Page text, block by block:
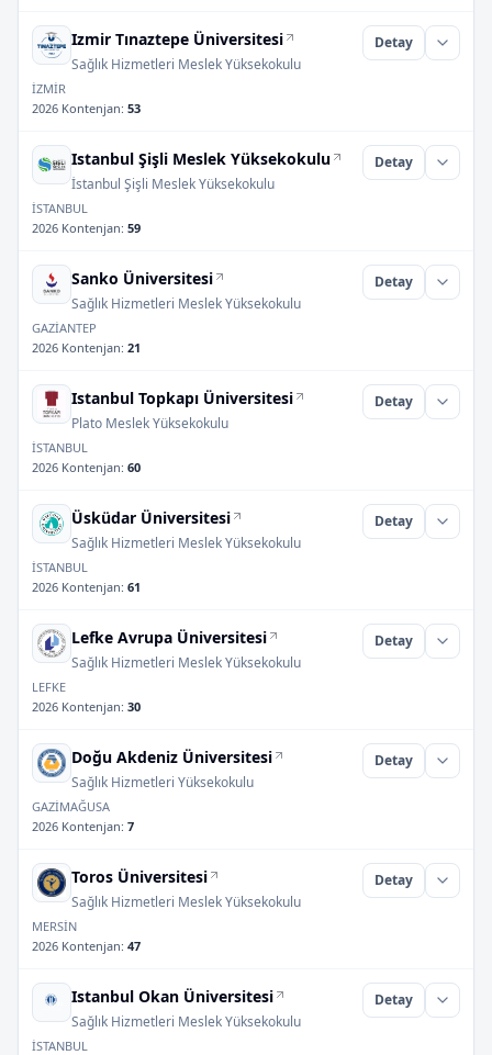
Izmir Tınaztepe Üniversitesi
Sağlık Hizmetleri Meslek Yüksekokulu
Detay
İZMİR
2026 Kontenjan: 53
Istanbul Şişli Meslek Yüksekokulu
İstanbul Şişli Meslek Yüksekokulu
Detay
İSTANBUL
2026 Kontenjan: 59
Sanko Üniversitesi
Sağlık Hizmetleri Meslek Yüksekokulu
Detay
GAZİANTEP
2026 Kontenjan: 21
Istanbul Topkapı Üniversitesi
Plato Meslek Yüksekokulu
Detay
İSTANBUL
2026 Kontenjan: 60
Üsküdar Üniversitesi
Sağlık Hizmetleri Meslek Yüksekokulu
Detay
İSTANBUL
2026 Kontenjan: 61
Lefke Avrupa Üniversitesi
Sağlık Hizmetleri Meslek Yüksekokulu
Detay
LEFKE
2026 Kontenjan: 30
Doğu Akdeniz Üniversitesi
Sağlık Hizmetleri Yüksekokulu
Detay
GAZİMAĞUSA
2026 Kontenjan: 7
Toros Üniversitesi
Sağlık Hizmetleri Meslek Yüksekokulu
Detay
MERSİN
2026 Kontenjan: 47
Istanbul Okan Üniversitesi
Sağlık Hizmetleri Meslek Yüksekokulu
Detay
İSTANBUL